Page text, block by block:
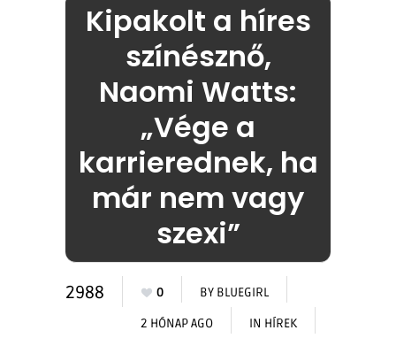
Kipakolt a híres
színésznő,
Naomi Watts:
„Vége a
karrierednek, ha
már nem vagy
szexi”
2988 0 BY BLUEGIRL
2 HÓNAP AGO IN HÍREK